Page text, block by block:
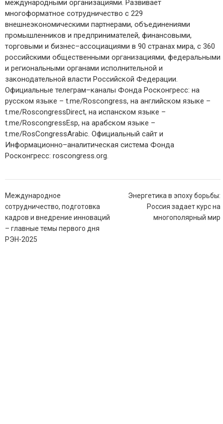
международными организациями. Развивает
многоформатное сотрудничество с 229
внешнеэкономическими партнерами, объединениями
промышленников и предпринимателей, финансовыми,
торговыми и бизнес–ассоциациями в 90 странах мира, с 360
российскими общественными организациями, федеральными
и региональными органами исполнительной и
законодательной власти Российской Федерации.
Официальные телеграм–каналы Фонда Росконгресс: на
русском языке – t.me/Roscongress, на английском языке –
t.me/RoscongressDirect, на испанском языке –
t.me/RoscongressEsp, на арабском языке –
t.me/RosCongressArabic. Официальный сайт и
Информационно–аналитическая система Фонда
Росконгресс: roscongress.org.
Навигация
по
записям
Международное
сотрудничество, подготовка
кадров и внедрение инноваций
– главные темы первого дня
РЭН-2025
Энергетика в эпоху борьбы:
Россия задает курс на
многополярный мир